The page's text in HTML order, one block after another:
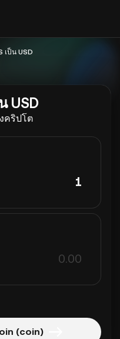
เป็น USD
USD
คริปโต
(coin)